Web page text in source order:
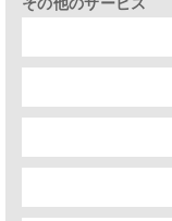
その他のサービス